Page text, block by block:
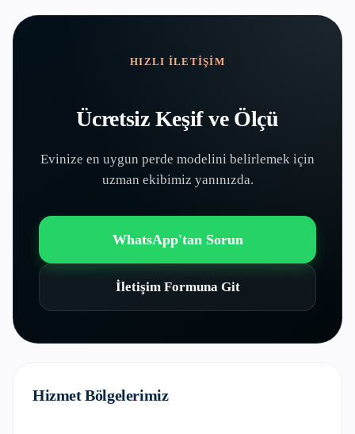
HIZLI İLETIŞIM
Ücretsiz Keşif ve Ölçü
Evinize en uygun perde modelini belirlemek için
uzman ekibimiz yanınızda.
WhatsApp'tan Sorun
İletişim Formuna Git
Hizmet Bölgelerimiz